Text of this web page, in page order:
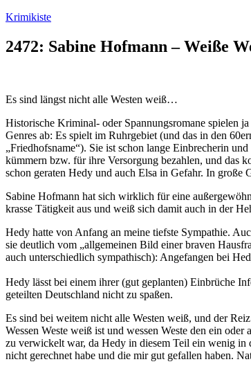
Zum
springen
Krimikiste
2472: Sabine Hofmann – Weiße
Es sind längst nicht alle Westen weiß…
Historische Kriminal- oder Spannungsromane spielen
Genres ab: Es spielt im Ruhrgebiet (und das in den
„Friedhofsname“). Sie ist schon lange Einbrecherin
kümmern bzw. für ihre Versorgung bezahlen, und das
schon geraten Hedy und auch Elsa in Gefahr. In große
Sabine Hofmann hat sich wirklich für eine
krasse Tätigkeit aus und weiß sich damit auch in der
Hedy hatte von Anfang an meine tiefste Sympathie.
sie deutlich vom „allgemeinen Bild einer braven
auch unterschiedlich sympathisch): Angefangen bei
Hedy lässt bei einem ihrer (gut geplanten) Einbrüche
geteilten Deutschland nicht zu spaßen.
Es sind bei weitem nicht alle Westen weiß, und der
Wessen Weste weiß ist und wessen Weste den ein
zu verwickelt war, da Hedy in diesem Teil ein wenig in
nicht gerechnet habe und die mir gut gefallen haben.